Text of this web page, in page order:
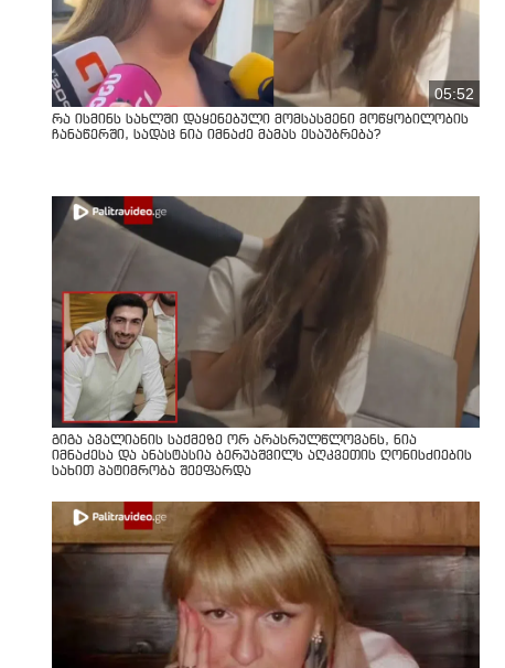
05:52
რა ისმინს სახლში დაყენებული მომსასმენი მოწყობილობის
ჩანაწერში, სადაც ნია იმნაძე მამას ესაუბრება?
გიგა ავალიანის საქმეზე ორ არასრულწლოვანს, ნია
იმნაძესა და ანასტასია ბერუაშვილს აღკვეთის ღონისძიების
სახით პატიმრობა შეეფარდა